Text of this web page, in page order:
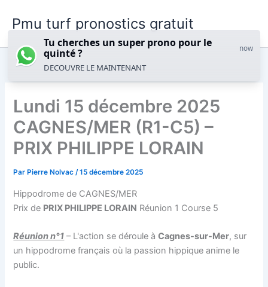
Pmu turf pronostics gratuit
Lundi 15 décembre 2025
CAGNES/MER (R1-C5) –
PRIX PHILIPPE LORAIN
Par Pierre Nolvac/15 décembre 2025
Hippodrome de CAGNES/MER
Prix de PRIX PHILIPPE LORAIN Réunion 1 Course 5
Réunion n°1 – L'action se déroule àCagnes-sur-Mer, sur
un hippodrome français où la passion hippique anime le
public.
Tu cherches un super prono pour le
quinté ?
now
DECOUVRE LE MAINTENANT